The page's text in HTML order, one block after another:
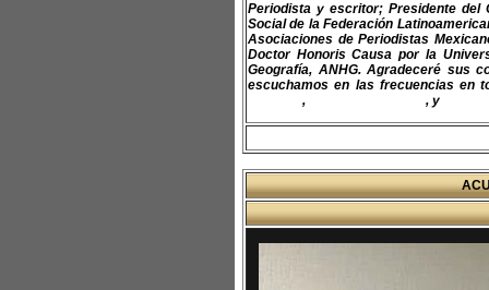
Periodista y escritor; Presidente del
Social de la Federación
Asociaciones de Periodistas
Doctor Honoris Causa por la
Geografía, ANHG. Agradeceré sus
escuchamos en las frecuencias en
, , y